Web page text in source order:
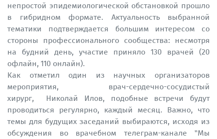
непростой эпидемиологической обстановкой прошло
в гибридном формате. Актуальность выбранной
тематики подтверждается большим интересом со
стороны профессионального сообщества: несмотря
на будний день, участие приняло 130 врачей (20
офлайн, 110 онлайн).
Как отметил один из научных организаторов
мероприятия, врач-сердечно-сосудистый
хирург, Николай Илов, подобные встречи будут
проводиться регулярно, каждый месяц. Важно, что
темы для будущих заседаний выбираются, исходя из
обсуждения во врачебном телеграм-канале "Мы